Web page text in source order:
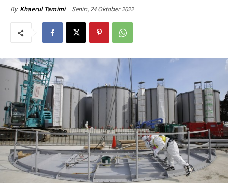
By Khaerul Tamimi Senin, 24 Oktober 2022